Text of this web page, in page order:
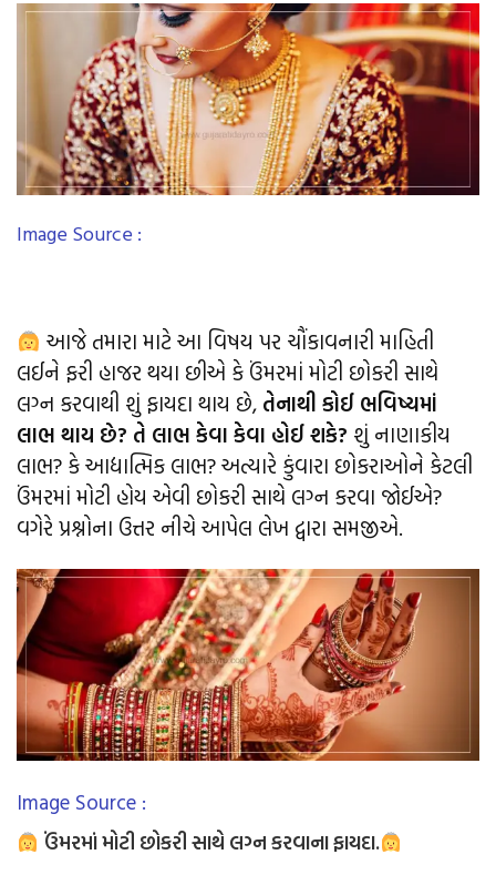
Image Source :
આજે તમારા માટે આ વિષય પર ચૌંકાવનારી માહિતી
લઈને ફરી હાજર થયા છીએ કે ઉંમરમાં મોટી છોકરી સાથે
લગ્ન કરવાથી શું ફાયદા થાય છે, તેનાથી કોઈ ભવિષ્યમાં
લાભ થાય છે? તે લાભ કેવા કેવા હોઈ શકે? શું નાણાકીય
લાભ? કે આદ્યાત્મિક લાભ? અત્યારે કુંવારા છોકરાઓને કેટલી
ઉંમરમાં મોટી હોય એવી છોકરી સાથે લગ્ન કરવા જોઈએ?
વગેરે પ્રશ્નોના ઉત્તર નીચે આપેલ લેખ દ્વારા સમજીએ.
Image Source :
ઉંમરમાં મોટી છોકરી સાથે લગ્ન કરવાના ફાયદા.